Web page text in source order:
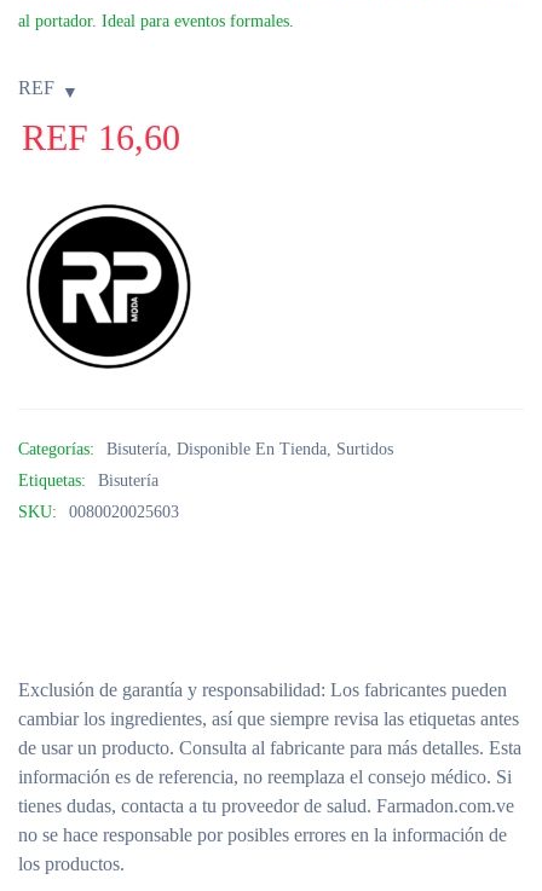
al portador. Ideal para eventos formales.
REF
REF 16,60
Categorías: Bisutería Disponible En Tienda Surtidos
Etiquetas:
Bisutería
SKU:
0080020025603
Exclusión de garantía y responsabilidad: Los fabricantes pueden
cambiar los ingredientes, así que siempre revisa las etiquetas antes
de usar un producto. Consulta al fabricante para más detalles. Esta
información es de referencia, no reemplaza el consejo médico. Si
tienes dudas, contacta a tu proveedor de salud. Farmadon.com.ve
no se hace responsable por posibles errores en la información de
los productos.